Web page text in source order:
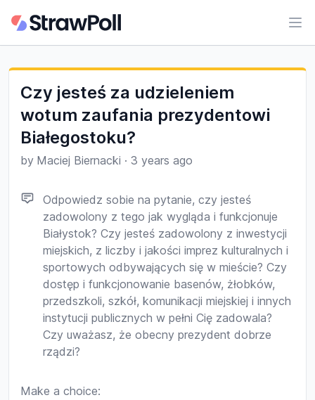
Czy jesteś za udzieleniem
wotum zaufania prezydentowi
Białegostoku?
by Maciej Biernacki · 3 years ago
Odpowiedz sobie na pytanie, czy jesteś
zadowolony z tego jak wygląda i funkcjonuje
Białystok? Czy jesteś zadowolony z inwestycji
miejskich, z liczby i jakości imprez kulturalnych i
sportowych odbywających się w mieście? Czy
dostęp i funkcjonowanie basenów, żłobków,
przedszkoli, szkół, komunikacji miejskiej i innych
instytucji publicznych w pełni Cię zadowala?
Czy uważasz, że obecny prezydent dobrze
rządzi?
Make a choice: